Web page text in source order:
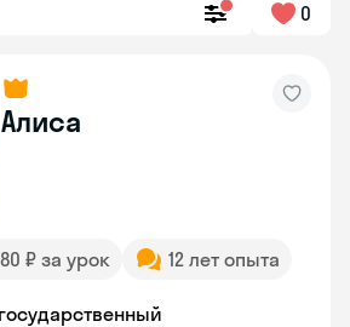
0
Алиса
₽ за урок 12 лет опыта